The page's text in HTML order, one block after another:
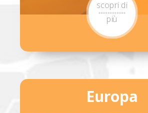
scopri di
più
Europa